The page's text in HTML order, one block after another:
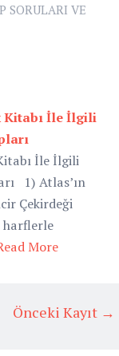
SORULARI VE
Kitabı İle İlgili
İle İlgili
1) Atlas’ın
Çekirdeği
harflerle
More
Önceki Kayıt →